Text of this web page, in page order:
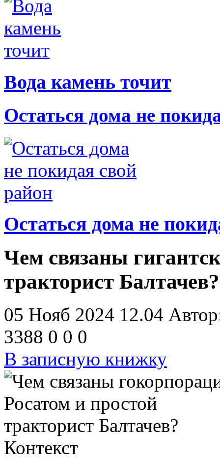
Вода камень точит
Остаться дома не
Остаться дома не
Чем связаны
тракторист Балтачев?
05 Нояб 2024 12.04
3388 0 0 0
В записную книжку
Контекст